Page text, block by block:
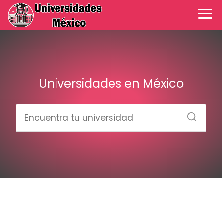
Universidades en México